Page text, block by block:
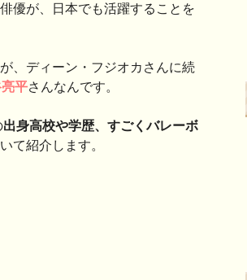
優が、日本でも活躍することを
、ディーン・フジオカさんに続
平さんなんです。
出身高校や学歴、すごくバレーボ
て紹介します。